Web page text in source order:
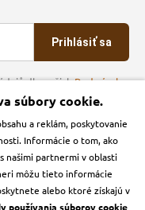
Prihlásiť sa
dle našichPodmínek
súbory cookie.
a reklám, poskytovanie
Informácie o tom, ako
našimi partnermi v oblasti
môžu tieto informácie
alebo ktoré získajú v
používania súborov cookie